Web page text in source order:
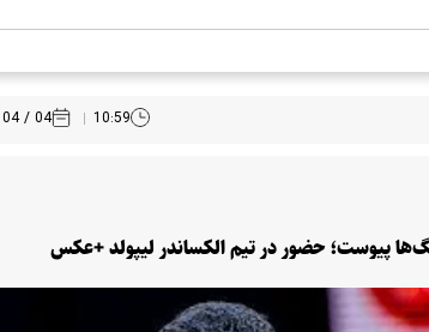
10:59
04 / 04 /1405
پیوست؛ حضور در تیم الکساندر لیپولد +عکس